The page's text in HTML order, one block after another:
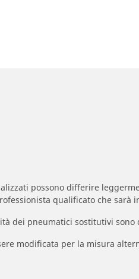
possono differire
qualificato che sarà
dei pneumatici sostitutivi
modificata per la misura